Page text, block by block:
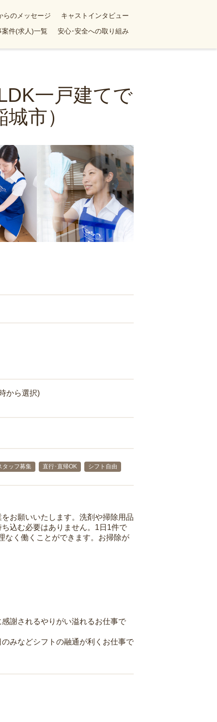
らのメッセージ
キャストインタビュー
案件(求人)一覧 安心･安全への取り組み
一戸建てで
市）
から選択)
タッフ募集 直行･直帰OK シフト自由
お願いいたします。洗剤や掃除用品
込む必要はありません。1日1件で
なく働くことができます。お掃除が
謝されるやりがい溢れるお仕事で
みなどシフトの融通が利くお仕事で